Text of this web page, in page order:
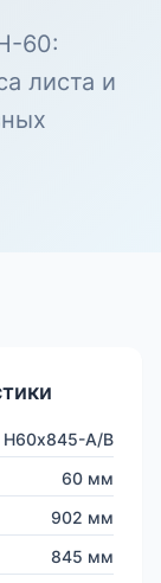
60:
листа и
Н60х845-А/В
60 мм
902 мм
845 мм